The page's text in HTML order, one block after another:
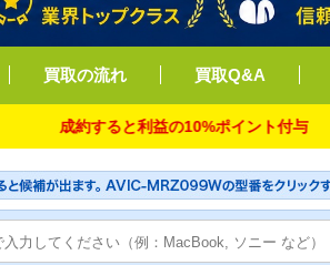
買取の流れ 買取Q&A
成約すると利益の10%ポイント付与